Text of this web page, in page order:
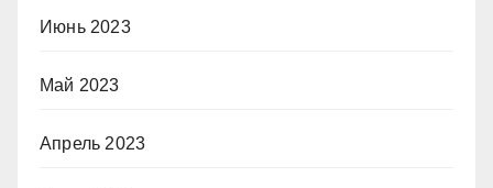
Июнь 2023
Май 2023
Апрель 2023